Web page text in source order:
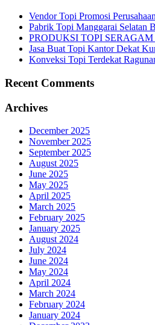
Vendor Topi Promosi
Pabrik Topi Manggarai Selatan
PRODUKSI TOPI
Jasa Buat Topi Kantor Dekat
Konveksi Topi Terdekat
Recent Comments
Archives
December 2025
November 2025
September 2025
August 2025
June 2025
May 2025
April 2025
March 2025
February 2025
January 2025
August 2024
July 2024
June 2024
May 2024
April 2024
March 2024
February 2024
January 2024